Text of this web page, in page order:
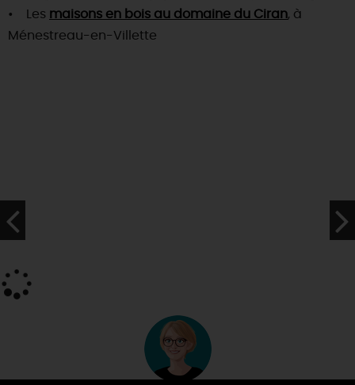
• Les maisons en bois au domaine du Ciran, à
Ménestreau-en-Villette